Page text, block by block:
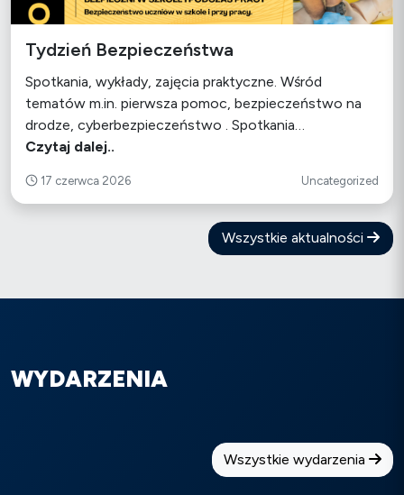
Tydzień Bezpieczeństwa
Spotkania, wykłady, zajęcia praktyczne. Wśród
tematów m.in. pierwsza pomoc, bezpieczeństwo na
drodze, cyberbezpieczeństwo . Spotkania…
Czytaj dalej..
17 czerwca 2026 Uncategorized
Wszystkie aktualności
WYDARZENIA
Wszystkie wydarzenia